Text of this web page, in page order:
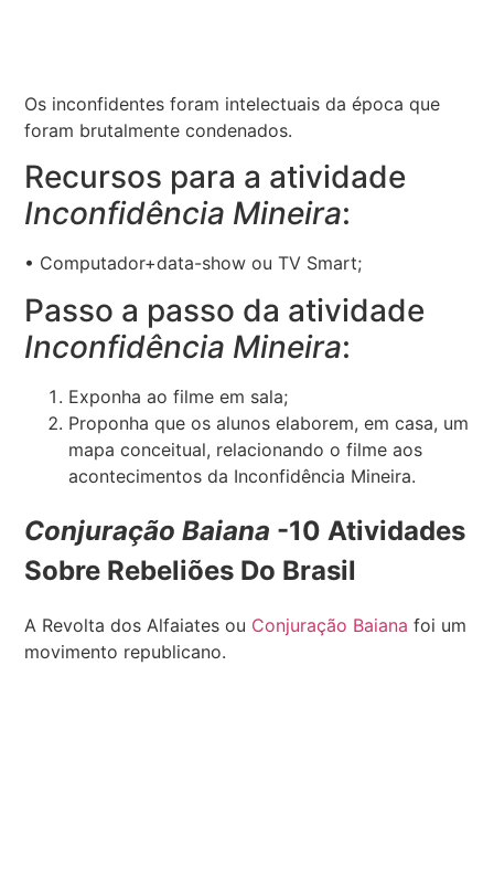
Os inconfidentes foram intelectuais da época que
foram brutalmente condenados.
Recursos para a atividade
Inconfidência Mineira:
• Computador+data-show ou TV Smart;
Passo a passo da atividade
Inconfidência Mineira:
Exponha ao filme em sala;
Proponha que os alunos elaborem, em casa, um
mapa conceitual, relacionando o filme aos
acontecimentos da Inconfidência Mineira.
Conjuração Baiana -10 Atividades
Sobre Rebeliões Do Brasil
A Revolta dos Alfaiates ou Conjuração Baiana foi um
movimento republicano.